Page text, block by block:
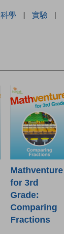
科學 | 實驗 |
Mathventure
for 3rd
Grade:
Comparing
Fractions